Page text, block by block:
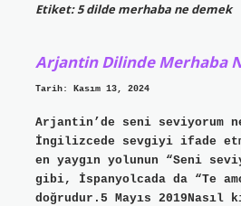
Etiket:5 dilde merhaba ne demek
Arjantin Dilinde Merhaba
Tarih: Kasım 13, 2024
Arjantin’de seni seviyorum ne
İngilizcede sevgiyi ifade
en yaygın yolunun “Seni
gibi, İspanyolcada da “Te
doğrudur.5 Mayıs